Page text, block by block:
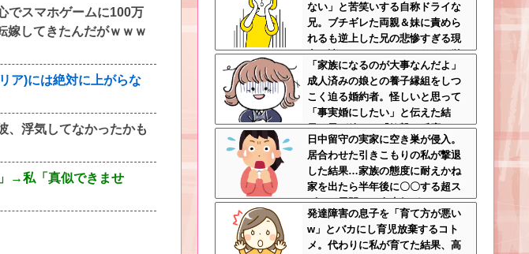
でスマホゲームに100万
嫁してきたんだがｗｗｗ
ア)には絶対に上がらな
、浮気してなかったかも
→私「真似できませ
ない」と苦笑いする自称ドライな
兄。ブチギレた両親＆妹に責めら
れるも逆上した兄の悲惨すぎる現
在←淡々としてるんじゃなくて単
なる冷血漢
「家族になるのが大事なんだよ」
成人済みの娘との養子縁組をしつ
こく迫る婚約者。怪しいと思って
「事実婚にしたい」と伝えた結
果、男が放った『衝撃の反応』←
金目当てだと自白したようなもん
ｗｗｗ
日中留守の実家に空き巣が侵入。
居合わせた引きこもりの私が撃退
した結果…家族の態度に耐えかね
家を出たら半年後に〇〇する超ス
ピード展開へ←人生何がきっかけ
で好転するか分からない
発達障害の息子を「育て方が悪い
w」とバカにし育児放棄するコト
メ。代わりに私が育てた結果、高